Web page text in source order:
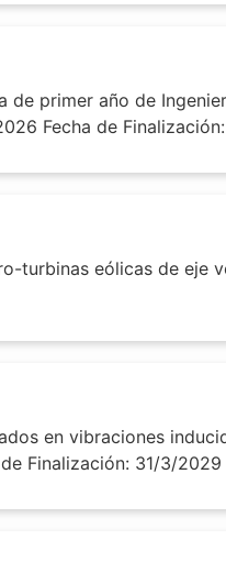
de primer año de
Fecha de
turbinas eólicas de eje
en vibraciones
Finalización: 31/3/2029